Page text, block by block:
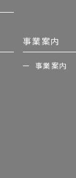
事業案内
事業案内